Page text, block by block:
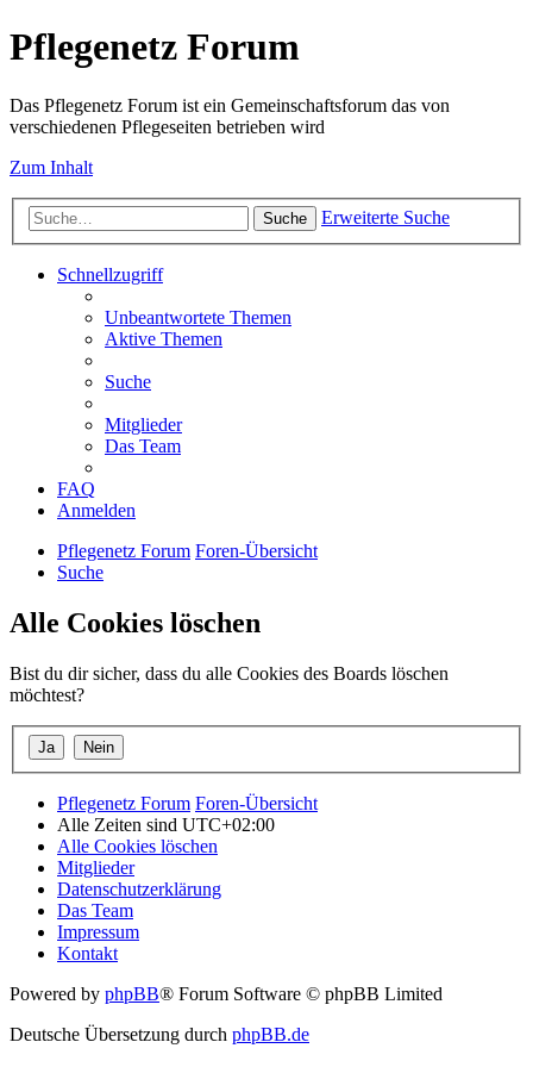
Pflegenetz Forum
Das Pflegenetz Forum ist ein Gemeinschaftsforum das von
verschiedenen Pflegeseiten betrieben wird
Zum Inhalt
Suche Erweiterte Suche
Schnellzugriff
Unbeantwortete Themen
Aktive Themen
Suche
Mitglieder
Das Team
FAQ
Anmelden
Pflegenetz Forum Foren-Übersicht
Suche
Alle Cookies löschen
Bist du dir sicher, dass du alle Cookies des Boards löschen
möchtest?
Pflegenetz Forum Foren-Übersicht
Alle Zeiten sind UTC+02:00
Alle Cookies löschen
Mitglieder
Datenschutzerklärung
Das Team
Impressum
Kontakt
Powered by phpBB® Forum Software © phpBB Limited
Deutsche Übersetzung durch phpBB.de